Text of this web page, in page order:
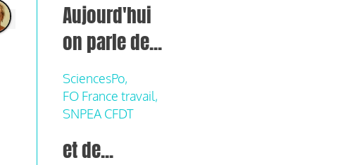
Aujourd'hui
on parle de...
SciencesPo,
FO France travail,
SNPEA CFDT
et de...